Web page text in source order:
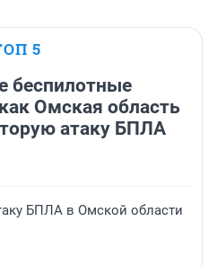
5
беспилотные
Омская область
атаку БПЛА
БПЛА в Омской области